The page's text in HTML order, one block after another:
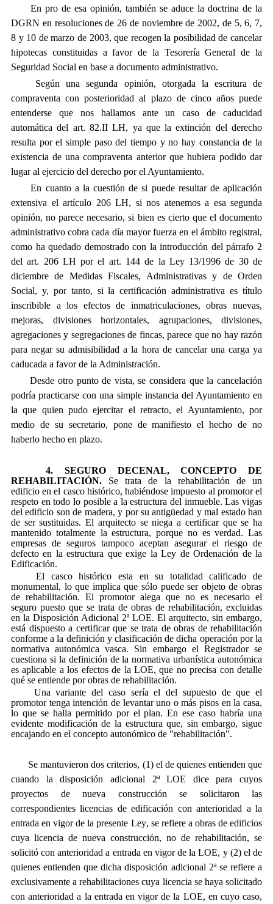
En pro de esa opinión, también se aduce la doctrina de la
DGRN en resoluciones de 26 de noviembre de 2002, de 5, 6, 7,
8 y 10 de marzo de 2003, que recogen la posibilidad de cancelar
hipotecas constituidas a favor de la Tesorería General de la
Seguridad Social en base a documento administrativo.
Según una segunda opinión, otorgada la escritura de
compraventa con posterioridad al plazo de cinco años puede
entenderse que nos hallamos ante un caso de caducidad
automática del art. 82.II LH, ya que la extinción del derecho
resulta por el simple paso del tiempo y no hay constancia de la
existencia de una compraventa anterior que hubiera podido dar
lugar al ejercicio del derecho por el Ayuntamiento.
En cuanto a la cuestión de si puede resultar de aplicación
extensiva el artículo 206 LH, si nos atenemos a esa segunda
opinión, no parece necesario, si bien es cierto que el documento
administrativo cobra cada día mayor fuerza en el ámbito registral,
como ha quedado demostrado con la introducción del párrafo 2
del art. 206 LH por el art. 144 de la Ley 13/1996 de 30 de
diciembre de Medidas Fiscales, Administrativas y de Orden
Social, y, por tanto, si la certificación administrativa es título
inscribible a los efectos de inmatriculaciones, obras nuevas,
mejoras, divisiones horizontales, agrupaciones, divisiones,
agregaciones y segregaciones de fincas, parece que no hay razón
para negar su admisibilidad a la hora de cancelar una carga ya
caducada a favor de la Administración.
Desde otro punto de vista, se considera que la cancelación
podría practicarse con una simple instancia del Ayuntamiento en
la que quien pudo ejercitar el retracto, el Ayuntamiento, por
medio de su secretario, pone de manifiesto el hecho de no
haberlo hecho en plazo.
4. SEGURO DECENAL, CONCEPTO DE
REHABILITACIÓN. Se trata de la rehabilitación de un
edificio en el casco histórico, habiéndose impuesto al promotor el
respeto en todo lo posible a la estructura del inmueble. Las vigas
del edificio son de madera, y por su antigüedad y mal estado han
de ser sustituidas. El arquitecto se niega a certificar que se ha
mantenido totalmente la estructura, porque no es verdad. Las
empresas de seguros tampoco aceptan asegurar el riesgo de
defecto en la estructura que exige la Ley de Ordenación de la
Edificación.
El casco histórico esta en su totalidad calificado de
monumental, lo que implica que sólo puede ser objeto de obras
de rehabilitación. El promotor alega que no es necesario el
seguro puesto que se trata de obras de rehabilitación, excluidas
en la Disposición Adicional 2ª LOE. El arquitecto, sin embargo,
está dispuesto a certificar que se trata de obras de rehabilitación
conforme a la definición y clasificación de dicha operación por la
normativa autonómica vasca. Sin embargo el Registrador se
cuestiona si la definición de la normativa urbanística autonómica
es aplicable a los efectos de la LOE, que no precisa con detalle
qué se entiende por obras de rehabilitación.
Una variante del caso sería el del supuesto de que el
promotor tenga intención de levantar uno o más pisos en la casa,
lo que se halla permitido por el plan. En ese caso habría una
evidente modificación de la estructura que, sin embargo, sigue
encajando en el concepto autonómico de "rehabilitación".
Se mantuvieron dos criterios, (1) el de quienes entienden que
cuando la disposición adicional 2ª LOE dice para cuyos
proyectos de nueva construcción se solicitaron las
correspondientes licencias de edificación con anterioridad a la
entrada en vigor de la presente Ley, se refiere a obras de edificios
cuya licencia de nueva construcción, no de rehabilitación, se
solicitó con anterioridad a entrada en vigor de la LOE, y (2) el de
quienes entienden que dicha disposición adicional 2ª se refiere a
exclusivamente a rehabilitaciones cuya licencia se haya solicitado
con anterioridad a la entrada en vigor de la LOE, en cuyo caso,